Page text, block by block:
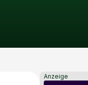
Anzeige